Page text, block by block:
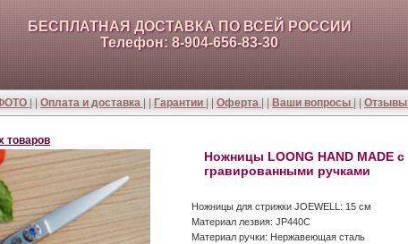
БЕСПЛАТНАЯ ДОСТАВКА ПО ВСЕЙ РОССИИ
Телефон: 8-904-656-83-30
Оплата и доставка Гарантии Оферта Ваши вопросы Отзывы
товаров
Ножницы LOONG HAND MADE с
гравированными ручками
Ножницы для стрижки JOEWELL: 15 см
Материал лезвия: JP440C
Материал ручки: Нержавеющая сталь